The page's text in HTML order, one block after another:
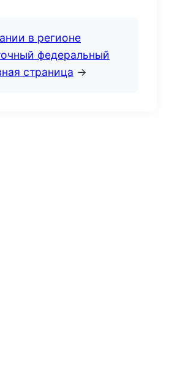
в регионе
федеральный
страница →